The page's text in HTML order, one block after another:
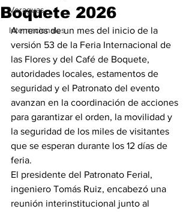
Veraguas
Internacionales
Boquete 2026
A menos de un mes del inicio de la
versión 53 de la Feria Internacional de
las Flores y del Café de Boquete,
autoridades locales, estamentos de
seguridad y el Patronato del evento
avanzan en la coordinación de acciones
para garantizar el orden, la movilidad y
la seguridad de los miles de visitantes
que se esperan durante los 12 días de
feria.
El presidente del Patronato Ferial,
ingeniero Tomás Ruiz, encabezó una
reunión interinstitucional junto al